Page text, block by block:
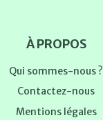
À PROPOS
Qui sommes-nous ?
Contactez-nous
Mentions légales